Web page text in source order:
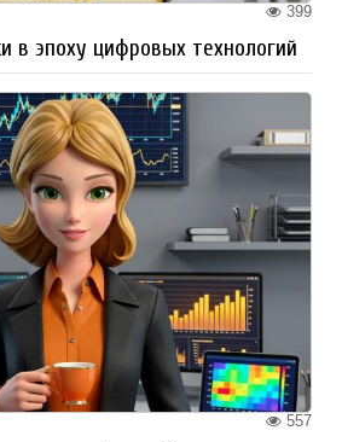
399
в эпоху цифровых технологий
557